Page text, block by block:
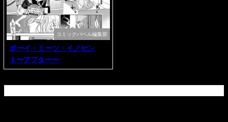
コミックバベル編集部
ボーイ・ミーツ・イノセン
ト〜アフター〜